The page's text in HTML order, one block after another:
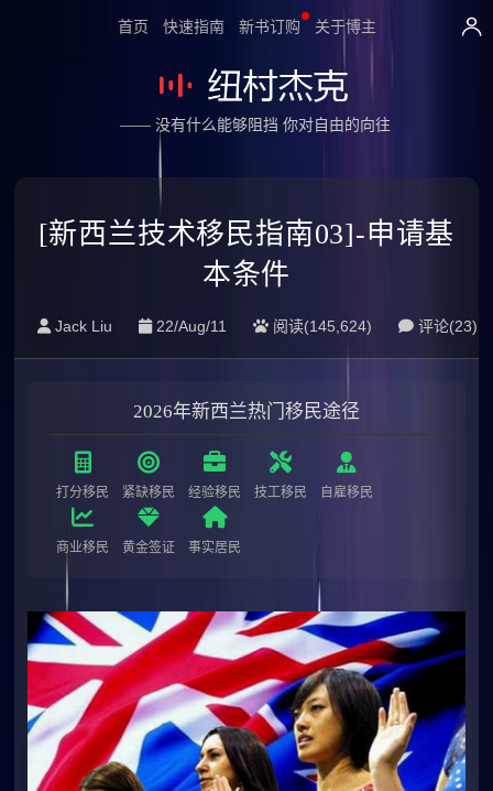
首页 快速指南 新书订购 关于博主
—— 没有什么能够阻挡 你对自由的向往
[新西兰技术移民指南03]-申请基
本条件
Jack Liu 22/Aug/11 阅读(145,624) 评论(23)
2026年新西兰热门移民途径
打分移民 紧缺移民 经验移民 技工移民 自雇移民
商业移民 黄金签证 事实居民